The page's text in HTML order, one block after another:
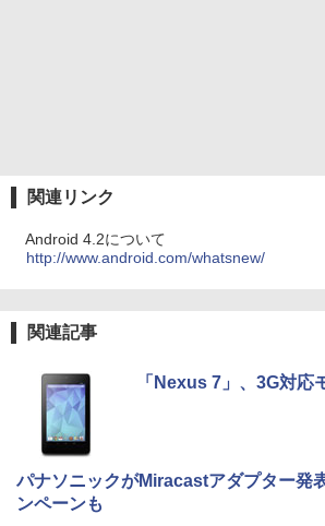
関連リンク
Android 4.2について
http://www.android.com/whatsnew/
関連記事
「Nexus 7」、3G対応
パナソニックがMiracastアダプター発
ンペーンも